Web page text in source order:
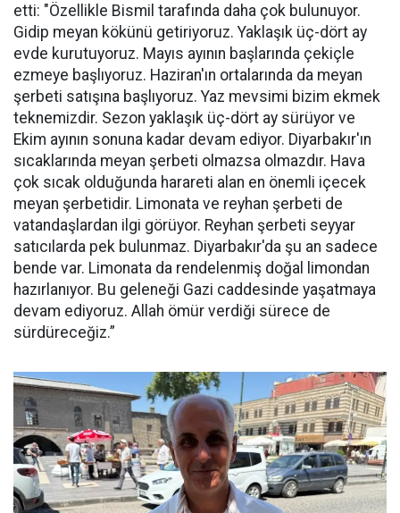
etti: "Özellikle Bismil tarafında daha çok bulunuyor.
Gidip meyan kökünü getiriyoruz. Yaklaşık üç-dört ay
evde kurutuyoruz. Mayıs ayının başlarında çekiçle
ezmeye başlıyoruz. Haziran'ın ortalarında da meyan
şerbeti satışına başlıyoruz. Yaz mevsimi bizim ekmek
teknemizdir. Sezon yaklaşık üç-dört ay sürüyor ve
Ekim ayının sonuna kadar devam ediyor. Diyarbakır'ın
sıcaklarında meyan şerbeti olmazsa olmazdır. Hava
çok sıcak olduğunda harareti alan en önemli içecek
meyan şerbetidir. Limonata ve reyhan şerbeti de
vatandaşlardan ilgi görüyor. Reyhan şerbeti seyyar
satıcılarda pek bulunmaz. Diyarbakır'da şu an sadece
bende var. Limonata da rendelenmiş doğal limondan
hazırlanıyor. Bu geleneği Gazi caddesinde yaşatmaya
devam ediyoruz. Allah ömür verdiği sürece de
sürdüreceğiz.”